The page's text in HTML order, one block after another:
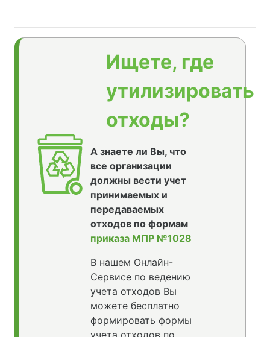
Ищете, где
утилизировать
отходы?
А знаете ли Вы, что
все организации
должны вести учет
принимаемых и
передаваемых
отходов по формам
приказа МПР №1028
В нашем Онлайн-
Сервисе по ведению
учета отходов Вы
можете бесплатно
формировать формы